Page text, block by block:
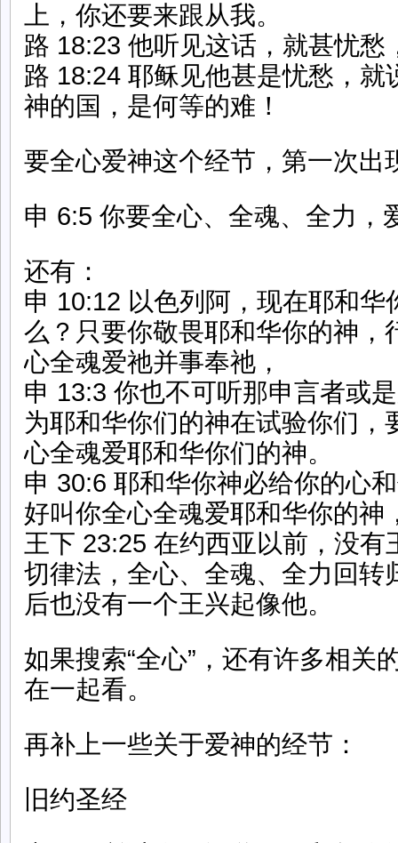
上，你还要来跟从我。
路 18:23 他听见这话，就甚忧愁
路 18:24 耶稣见他甚是忧愁，就
神的国，是何等的难！
要全心爱神这个经节，第一次出
申 6:5 你要全心、全魂、全力，
还有：
申 10:12 以色列阿，现在耶和华
么？只要你敬畏耶和华你的神，
心全魂爱祂并事奉祂，
申 13:3 你也不可听那申言者或
为耶和华你们的神在试验你们，
心全魂爱耶和华你们的神。
申 30:6 耶和华你神必给你的心
好叫你全心全魂爱耶和华你的神
王下 23:25 在约西亚以前，没有
切律法，全心、全魂、全力回转
后也没有一个王兴起像他。
如果搜索“全心”，还有许多相关
在一起看。
再补上一些关于爱神的经节：
旧约圣经